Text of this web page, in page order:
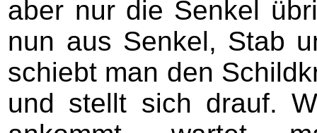
aber nur die Senkel
nun aus Senkel, Stab
schiebt man den
und stellt sich drauf.